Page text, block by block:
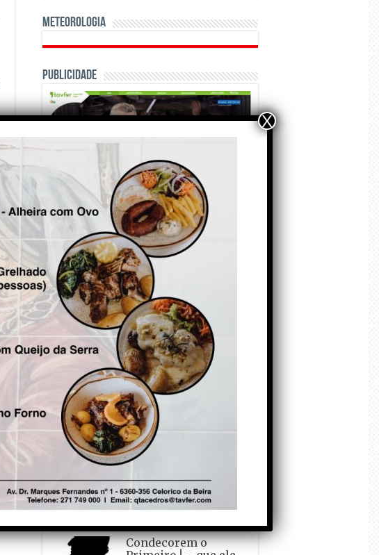
Meteorologia
Publicidade
OPINIÃO E CRÓNICAS
Matraquilhos… Autor:
Fernando Roldão
6 de Agosto de 2026
A marca Sporting em
todo o mundo está a
crescer atrás de
Ronaldo. Autor: Paulo
Freitas do Amaral
5 de Agosto de 2026
Falso crescimento…
Autor: Nuno Pereira
1 de Agosto de 2026
Tadei Pogacar vence o
“Tour” – A “Volta a
França em Bicicleta”
pela quinta vez! Autor:
João Dinis
Condecorem o
X